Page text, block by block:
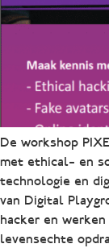
De workshop
met ethical– en
technologie en
van Digital
hacker en
levensechte